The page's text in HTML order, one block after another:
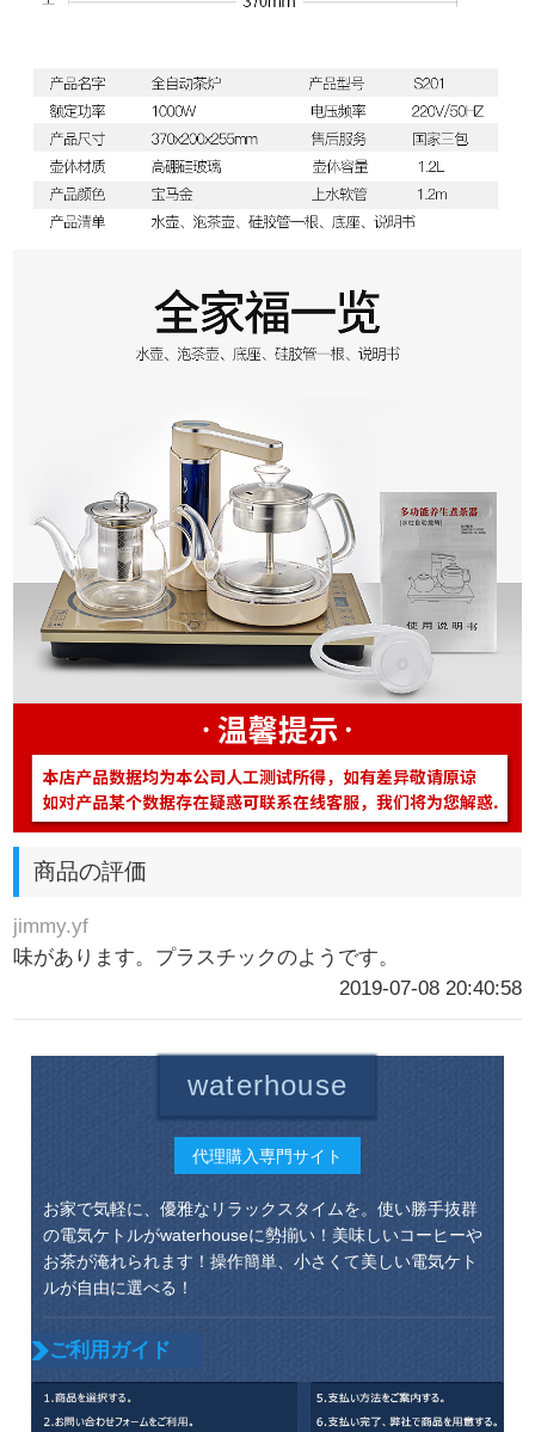
商品の評価
jimmy.yf
味があります。プラスチックのようです。
2019-07-08 20:40:58
waterhouse
代理購入専門サイト
お家で気軽に、優雅なリラックスタイムを。使い勝手抜群
の電気ケトルがwaterhouseに勢揃い！美味しいコーヒーや
お茶が淹れられます！操作簡単、小さくて美しい電気ケト
ルが自由に選べる！
ご利用ガイド